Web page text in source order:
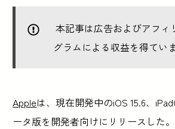
本記事は広告およびアフィ
グラムによる収益を得てい
Appleは、現在開発中のiOS 15.6、
ータ版を開発者向けにリリースした。